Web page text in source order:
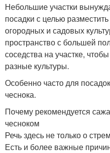
Небольшие участки
посадки с целью
огородных и садовых
пространство с большей
соседства на участке,
разные культуры.
Особенно часто для
чеснока.
Почему рекомендуется
чесноком
Речь здесь не только о
Есть и более важные